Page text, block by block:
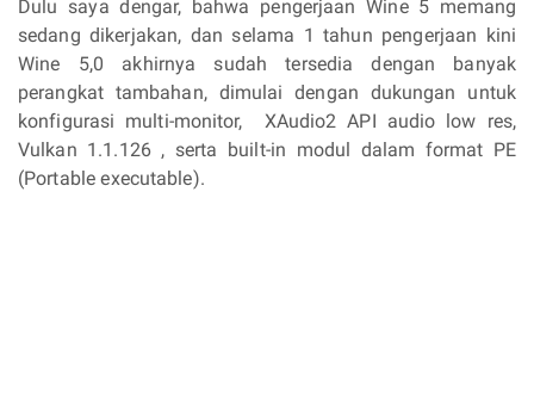
Dulu saya dengar, bahwa pengerjaan Wine 5 memang
sedang dikerjakan, dan selama 1 tahun pengerjaan kini
Wine 5,0 akhirnya sudah tersedia dengan banyak
perangkat tambahan, dimulai dengan dukungan untuk
konfigurasi multi-monitor, XAudio2 API audio low res,
Vulkan 1.1.126 , serta built-in modul dalam format PE
(Portable executable).